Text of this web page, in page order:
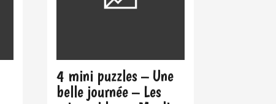
4 mini puzzles – Une
belle journée – Les